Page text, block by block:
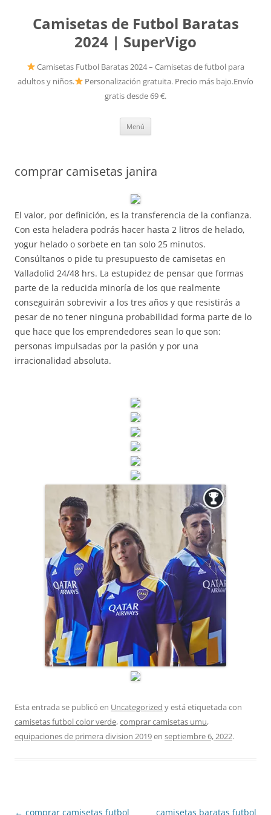
Camisetas de Futbol Baratas
2024 | SuperVigo
Camisetas Futbol Baratas 2024 – Camisetas de futbol para
adultos y niños.
Personalización gratuita. Precio más bajo.Envío
gratis desde 69 €.
Menú
comprar camisetas janira
El valor, por definición, es la transferencia de la confianza.
Con esta heladera podrás hacer hasta 2 litros de helado,
yogur helado o sorbete en tan solo 25 minutos.
Consúltanos o pide tu presupuesto de camisetas en
Valladolid 24/48 hrs. La estupidez de pensar que formas
parte de la reducida minoría de los que realmente
conseguirán sobrevivir a los tres años y que resistirás a
pesar de no tener ninguna probabilidad forma parte de lo
que hace que los emprendedores sean lo que son:
personas impulsadas por la pasión y por una
irracionalidad absoluta.
Esta entrada se publicó en Uncategorized y está etiquetada con
camisetas futbol color verde,comprar camisetas umu,
equipaciones de primera division 2019en septiembre 6, 2022.
Navegación
← comprar camisetas futbol camisetas baratas futbol